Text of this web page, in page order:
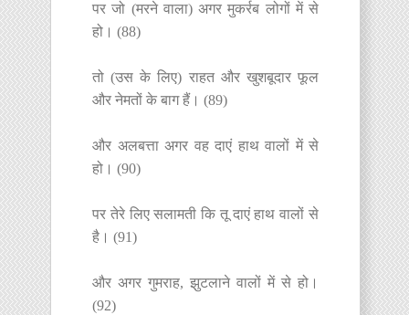
पर जो (मरने वाला) अगर मुकर्रब लोगों में से
हो। (88)
तो (उस के लिए) राहत और खुशबूदार फूल
और नेमतों के बाग हैं। (89)
और अलबत्ता अगर वह दाएं हाथ वालों में से
हो। (90)
पर तेरे लिए सलामती कि तू दाएं हाथ वालों से
है। (91)
और अगर गुमराह, झुटलाने वालों में से हो।
(92)